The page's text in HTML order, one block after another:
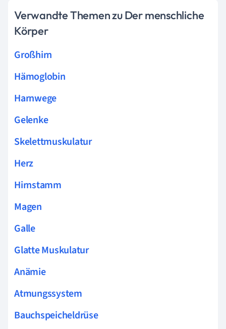
Verwandte Themen zu Der menschliche
Körper
Großhirn
Hämoglobin
Harnwege
Gelenke
Skelettmuskulatur
Herz
Hirnstamm
Magen
Galle
Glatte Muskulatur
Anämie
Atmungssystem
Bauchspeicheldrüse